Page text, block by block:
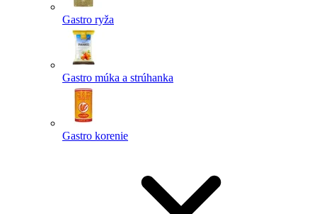
Gastro ryža
Gastro múka a strúhanka
Gastro korenie